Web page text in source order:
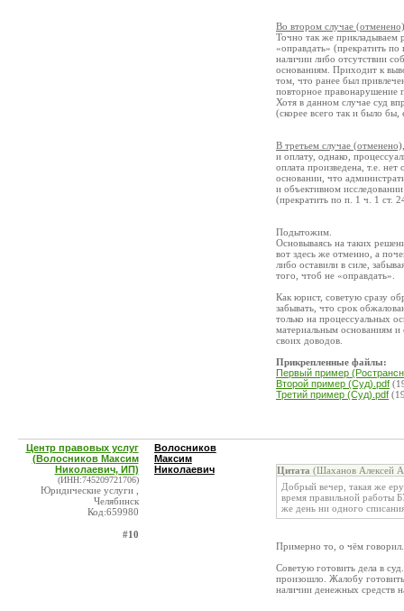
Во втором случае (отменено)
Точно так же прикладываем
«оправдать» (прекратить
наличии либо отсутствии
основаниям. Приходит к
том, что ранее был
повторное правонарушение
Хотя в данном случае суд
(скорее всего так и было бы,
В третьем случае (отменено),
и оплату, однако,
оплата произведена, т.е.
основании, что
и объективном
(прекратить по п. 1 ч. 1 ст.
Подытожим.
Основываясь на таких
вот здесь же отменно, а
либо оставили в силе,
того, чтоб не «оправдать».
Как юрист, советую сразу
забывать, что срок
только на процессуальных
материальным основаниям
своих доводов.
Прикрепленные файлы:
Первый пример
Второй пример (Суд).pdf
Третий пример (Суд).pdf
Центр правовых услуг
(Волосников Максим
Николаевич, ИП)
(ИНН:745209721706)
Юридические услуги ,
Челябинск
Код:659980
#10
Волосников
Максим
Николаевич
Цитата (Шаханов Алексей
Добрый вечер, такая же
время правильной работы
же день ни одного
Примерно то, о чём говорил.
Советую готовить дела в
произошло. Жалобу
наличии денежных средств